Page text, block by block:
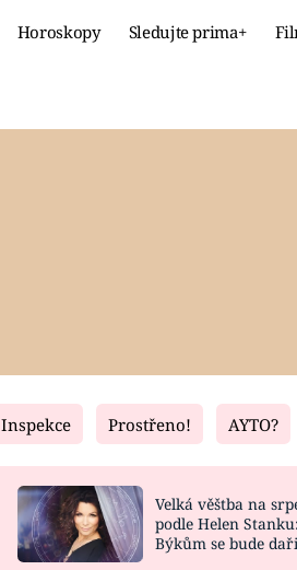
Horoskopy Sledujte prima+
Fresh
NOVINKY
VIDEORECEPTY
Inspekce Prostřeno! AYTO?
Velká věštba na
podle Helen Stanku:
Býkům se bude